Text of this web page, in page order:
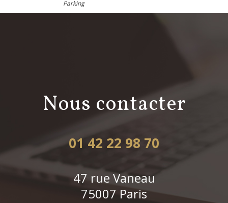
Parking
nous contacter
01 42 22 98 70
47 rue Vaneau
75007 Paris